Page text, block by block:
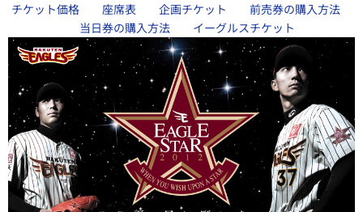
チケット価格
座席表 企画チケット
前売券の購入方法
当日券の購入方法
イーグルスチケット